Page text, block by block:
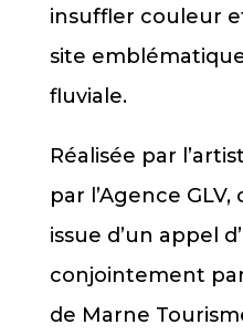
insuffler couleur
site
fluviale.
Réalisée par
par l’Agence
issue d’un appel
conjointement
de Marne